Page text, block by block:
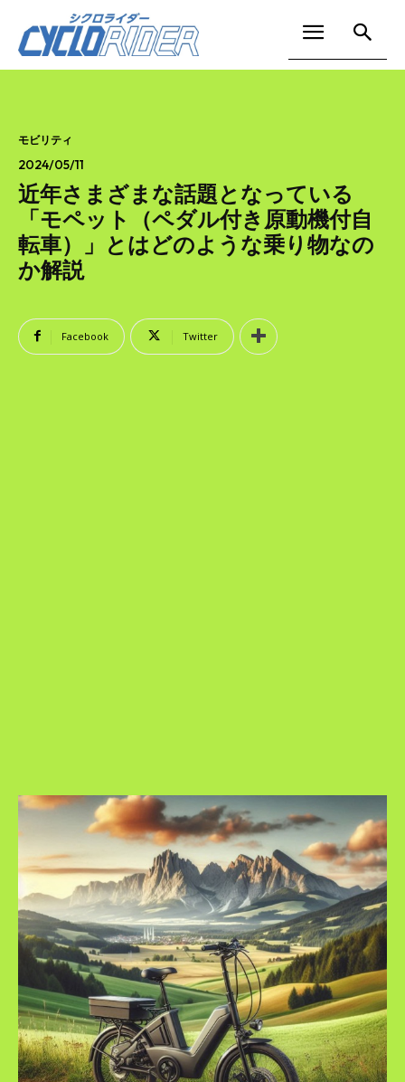
モビリティ
2024/05/11
近年さまざまな話題となっている
「モペット（ペダル付き原動機付自
転車）」とはどのような乗り物なの
か解説
Facebook Twitter